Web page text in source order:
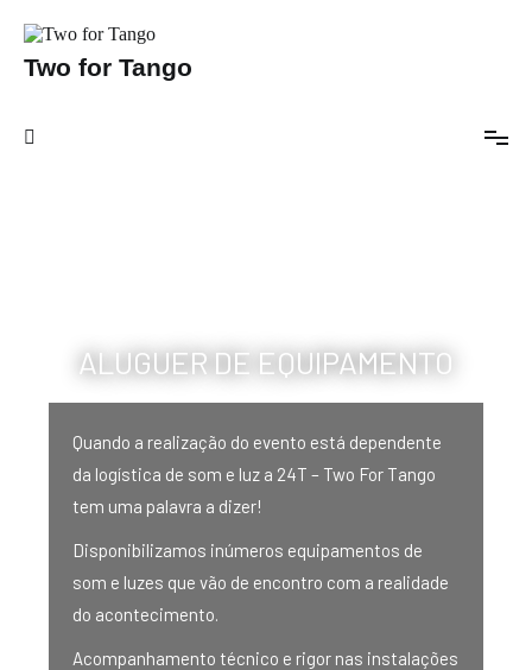
Two for Tango
ALUGUER DE EQUIPAMENTO
Quando a realização do evento está dependente
da logística de som e luz a 24T – Two For Tango
tem uma palavra a dizer!
Disponibilizamos inúmeros equipamentos de
som e luzes que vão de encontro com a realidade
do acontecimento.
Acompanhamento técnico e rigor nas instalações